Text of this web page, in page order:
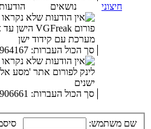
חיצוני
נושאים
מערכת עם קידוד ישן
סך הכול העברות: 1964167
לינק לפורום אתר 'מסע
ישנים
סך הכול העברות: 1906661
שם משתמש: